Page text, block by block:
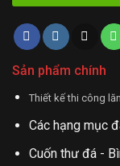
Sản phẩm chính
Thiết kế thi công
Các hạng mục
Cuốn thư đá -